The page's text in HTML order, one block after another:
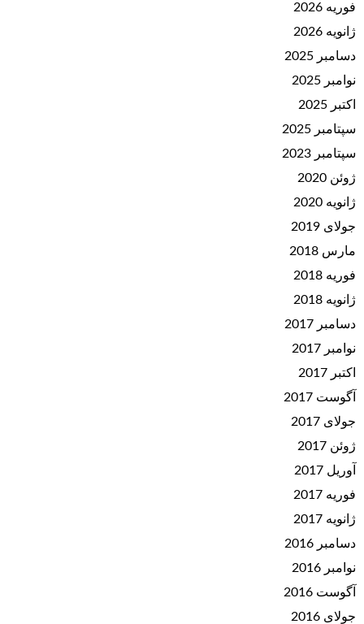
فوریه 2026
ژانویه 2026
دسامبر 2025
نوامبر 2025
اکتبر 2025
سپتامبر 2025
سپتامبر 2023
ژوئن 2020
ژانویه 2020
جولای 2019
مارس 2018
فوریه 2018
ژانویه 2018
دسامبر 2017
نوامبر 2017
اکتبر 2017
آگوست 2017
جولای 2017
ژوئن 2017
آوریل 2017
فوریه 2017
ژانویه 2017
دسامبر 2016
نوامبر 2016
آگوست 2016
جولای 2016